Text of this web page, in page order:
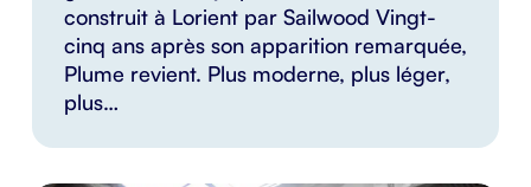
construit à Lorient par Sailwood Vingt-
cinq ans après son apparition remarquée,
Plume revient. Plus moderne, plus léger,
plus…